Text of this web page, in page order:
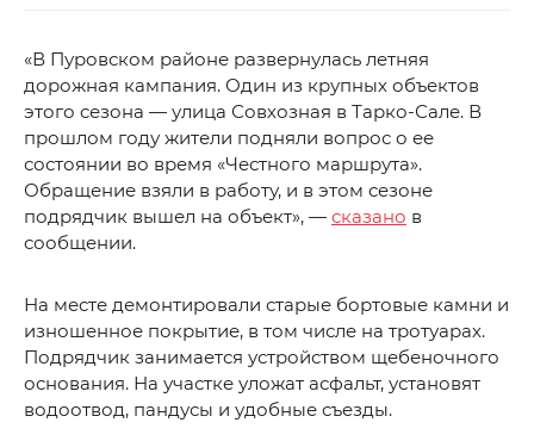
«В Пуровском районе развернулась летняя
дорожная кампания. Один из крупных объектов
этого сезона — улица Совхозная в Тарко-Сале. В
прошлом году жители подняли вопрос о ее
состоянии во время «Честного маршрута».
Обращение взяли в работу, и в этом сезоне
подрядчик вышел на объект», — сказано в
сообщении.
На месте демонтировали старые бортовые камни и
изношенное покрытие, в том числе на тротуарах.
Подрядчик занимается устройством щебеночного
основания. На участке уложат асфальт, установят
водоотвод, пандусы и удобные съезды.